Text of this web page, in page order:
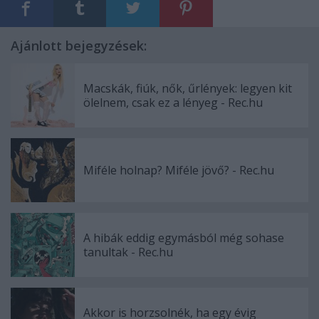
Ajánlott bejegyzések:
Macskák, fiúk, nők, űrlények: legyen kit
ölelnem, csak ez a lényeg - Rec.hu
Miféle holnap? Miféle jövő? - Rec.hu
A hibák eddig egymásból még sohase
tanultak - Rec.hu
Akkor is horzsolnék, ha egy évig